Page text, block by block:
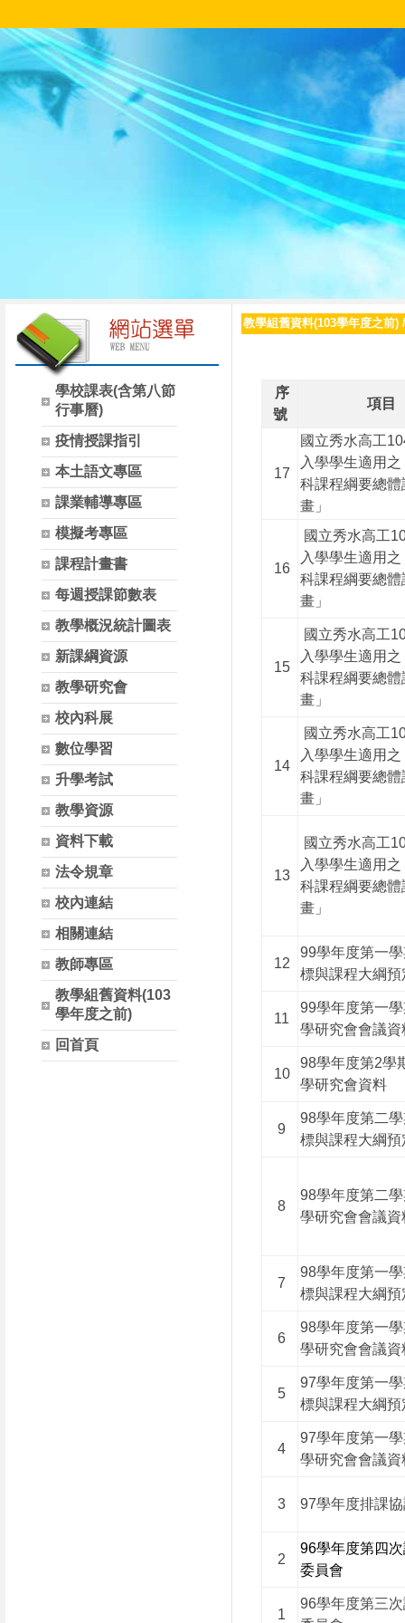
學校課表(含第八節
行事曆)
疫情授課指引
本土語文專區
課業輔導專區
模擬考專區
課程計畫書
每週授課節數表
教學概況統計圖表
新課綱資源
教學研究會
校內科展
數位學習
升學考試
教學資源
資料下載
法令規章
校內連結
相關連結
教師專區
教學組舊資料(103
學年度之前)
回首頁
教學組舊資料(103學年度之前)
序
號
項目
17
國立秀水高工
入學學生適用
科課程綱要總體
畫」
16
國立秀水高工
入學學生適用
科課程綱要總體
畫」
15
國立秀水高工
入學學生適用
科課程綱要總體
畫」
14
國立秀水高工
入學學生適用
科課程綱要總體
畫」
13
國立秀水高工
入學學生適用
科課程綱要總體
畫」
12
99學年度第一
標與課程大綱預
11
99學年度第一
學研究會會議資
10
98學年度第2學
學研究會資料
9
98學年度第二
標與課程大綱預
8
98學年度第二
學研究會會議資
7
98學年度第一
標與課程大綱預
6
98學年度第一
學研究會會議資
5
97學年度第一
標與課程大綱預
4
97學年度第一
學研究會會議資
3 97學年度排課
2
96學年度第四
委員會
1
96學年度第三